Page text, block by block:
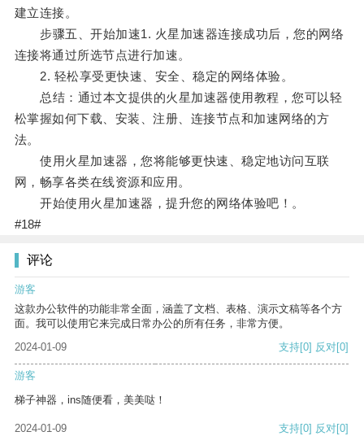
建立连接。
步骤五、开始加速1. 火星加速器连接成功后，您的网络
连接将通过所选节点进行加速。
2. 轻松享受更快速、安全、稳定的网络体验。
总结：通过本文提供的火星加速器使用教程，您可以轻
松掌握如何下载、安装、注册、连接节点和加速网络的方
法。
使用火星加速器，您将能够更快速、稳定地访问互联
网，畅享各类在线资源和应用。
开始使用火星加速器，提升您的网络体验吧！。
#18#
评论
游客
这款办公软件的功能非常全面，涵盖了文档、表格、演示文稿等各个方
面。我可以使用它来完成日常办公的所有任务，非常方便。
2024-01-09
支持[0] 反对[0]
游客
梯子神器，ins随便看，美美哒！
2024-01-09 支持[0] 反对[0]